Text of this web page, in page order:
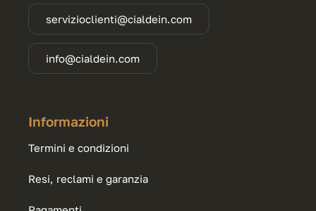
servizioclienti@cialdein.com
info@cialdein.com
Informazioni
Termini e condizioni
Resi, reclami e garanzia